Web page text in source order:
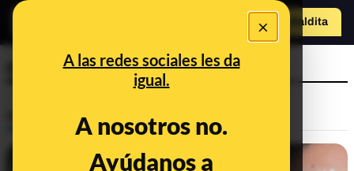
×
A las redes sociales les da
igual.
A nosotros no.
Ayúdanos a
Hazte Maldito
a
cosmeticos